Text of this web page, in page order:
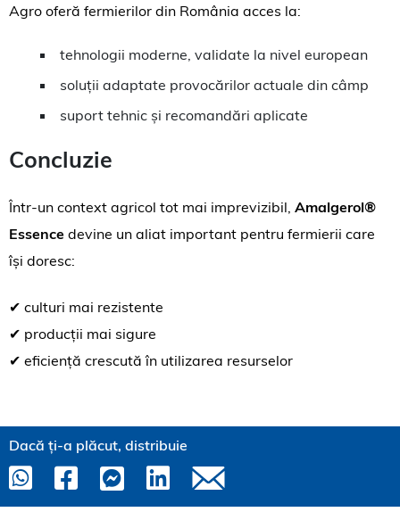
Agro oferă fermierilor din România acces la:
tehnologii moderne, validate la nivel european
soluții adaptate provocărilor actuale din câmp
suport tehnic și recomandări aplicate
Concluzie
Într-un context agricol tot mai imprevizibil, Amalgerol®
Essence devine un aliat important pentru fermierii care
își doresc:
✔ culturi mai rezistente
✔ producții mai sigure
✔ eficiență crescută în utilizarea resurselor
Dacă ți-a plăcut, distribuie